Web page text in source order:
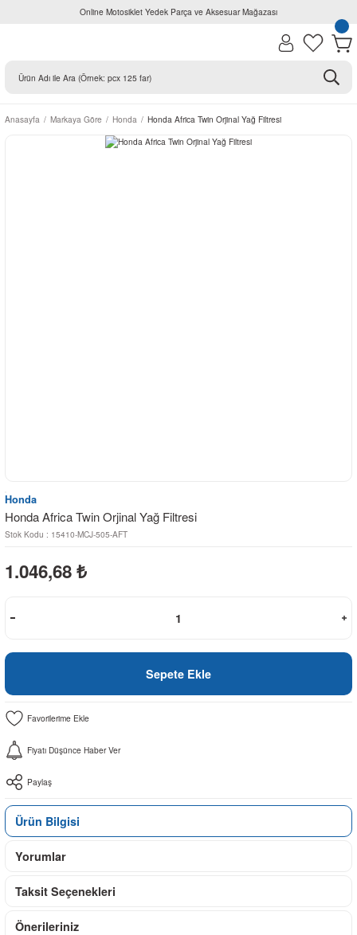
Online Motosiklet Yedek Parça ve Aksesuar Mağazası
Anasayfa Markaya Göre Honda Honda Africa Twin Orjinal Yağ Filtresi
Honda
Honda Africa Twin Orjinal Yağ Filtresi
Stok Kodu : 15410-MCJ-505-AFT
1.046,68 ₺
Sepete Ekle
Fiyatı Düşünce Haber Ver
Paylaş
Ürün Bilgisi
Yorumlar
Taksit Seçenekleri
Önerileriniz